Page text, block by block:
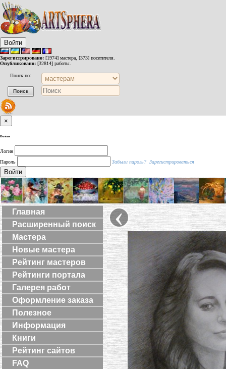
Войти
Зарегистрировано: [1974] мастера, [373] посетителя.
Опубликовано: [32814] работы.
Поиск по:
×
Войти
Логин
Пароль
Забыли пароль? Зарегистрироваться
Войти
Главная
Расширенный поиск
Мастера
Новые мастера
Рейтинг мастеров
Рейтинги портала
Галерея работ
Оформление заказа
Полезное
Информация
Книги
Рейтинг сайтов
FAQ
‹